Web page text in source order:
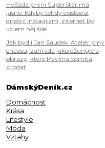
Hvězda první SuperStar má
jasno: Kdyby tehdy existoval
dnešní Instagram, internet by
kolem něj šílel
Jak bydlí Jan Saudek: Ateliér plný
chaosu, zahrada jako džungle a
obrazy, které Pavlína odmítá
prodat
DámskýDeník.cz
Domácnost
Krása
Lifestyle
Móda
Vztahy